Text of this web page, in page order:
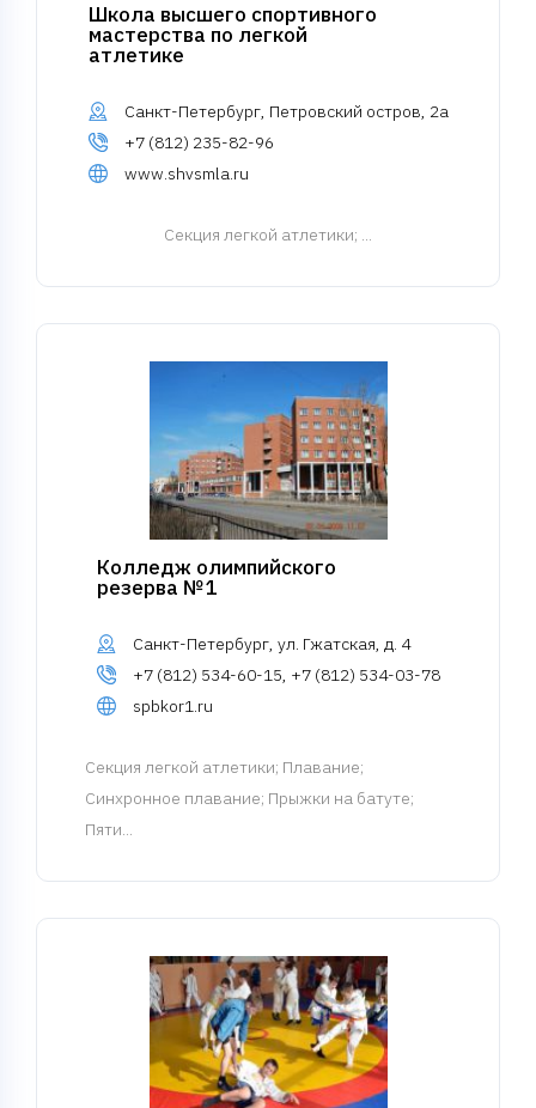
Школа высшего спортивного
мастерства по легкой
атлетике
Санкт-Петербург, Петровский остров, 2а
+7 (812) 235-82-96
www.shvsmla.ru
Cекция легкой атлетики; ...
Колледж олимпийского
резерва №1
Санкт-Петербург, ул. Гжатская, д. 4
+7 (812) 534-60-15, +7 (812) 534-03-78
spbkor1.ru
Cекция легкой атлетики; Плавание;
Синхронное плавание; Прыжки на батуте;
Пяти...